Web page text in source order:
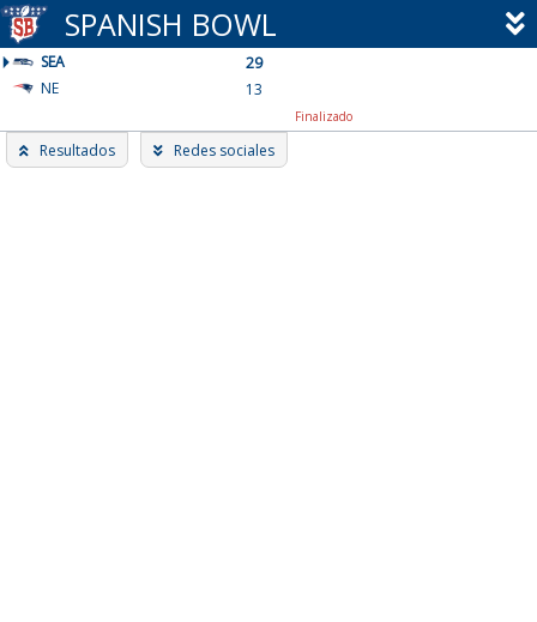
Skip
to
content
SPANISH BOWL
SEA
29
NE
13
Finalizado
Resultados Redes sociales